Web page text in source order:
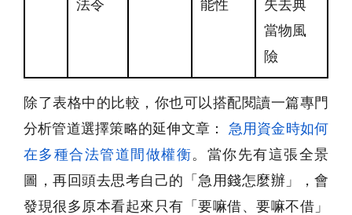
法令
能性
失去典
當物風
險
除了表格中的比較，你也可以搭配閱讀一篇專門
分析管道選擇策略的延伸文章：
急用資金時如何
在多種合法管道間做權衡。當你先有這張全景
圖，再回頭去思考自己的「急用錢怎麼辦」，會
發現很多原本看起來只有「要嘛借、要嘛不借」